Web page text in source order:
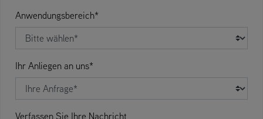
Anwendungsbereich*
Ihr Anliegen an uns*
Verfassen Sie Ihre Nachricht